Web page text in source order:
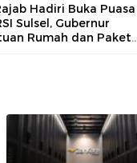
Hadiri Buka Puasa
Sulsel, Gubernur
Rumah dan Paket